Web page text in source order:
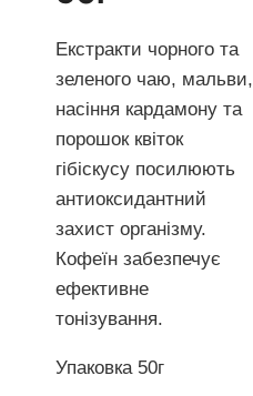
Екстракти чорного та
зеленого чаю, мальви,
насіння кардамону та
порошок квіток
гібіскусу посилюють
антиоксидантний
захист організму.
Кофеїн забезпечує
ефективне
тонізування.
Упаковка 50г